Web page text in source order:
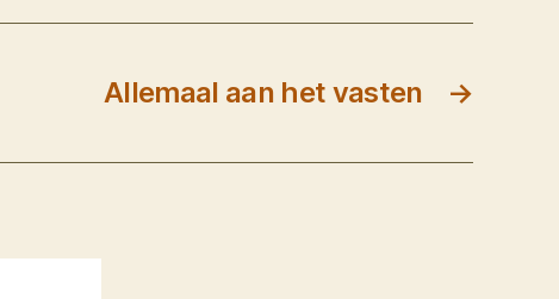
→
Allemaal aan het vasten